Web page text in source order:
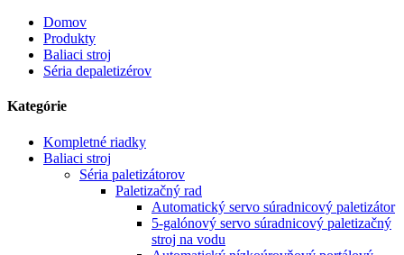
Domov
Produkty
Baliaci stroj
Séria depaletizérov
Kategórie
Kompletné riadky
Baliaci stroj
Séria paletizátorov
Paletizačný rad
Automatický servo súradnicový paletizátor
5-galónový servo súradnicový paletizačný
stroj na vodu